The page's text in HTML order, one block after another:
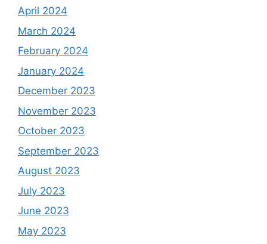
April 2024
March 2024
February 2024
January 2024
December 2023
November 2023
October 2023
September 2023
August 2023
July 2023
June 2023
May 2023